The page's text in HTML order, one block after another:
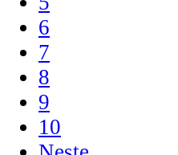
6
7
8
9
10